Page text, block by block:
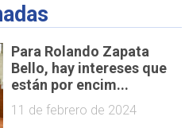
Para Rolando Zapata
Bello, hay intereses que
están por encim...
11 de febrero de 2024